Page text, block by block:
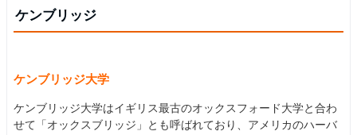
ケンブリッジ
ケンブリッジ大学
ケンブリッジ大学はイギリス最古のオックスフォード大学と合わ
せて「オックスブリッジ」とも呼ばれており、アメリカのハーバ